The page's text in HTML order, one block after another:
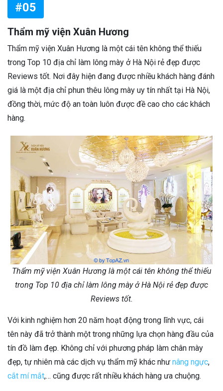
#05
Thẩm mỹ viện Xuân Hương
Thẩm mỹ viện Xuân Hương là một cái tên không thể thiếu
trong Top 10 địa chỉ làm lông mày ở Hà Nội rẻ đẹp được
Reviews tốt. Nơi đây hiện đang được nhiều khách hàng đánh
giá là một địa chỉ phun thêu lông mày uy tín nhất tại Hà Nội,
đồng thời, mức độ an toàn luôn được đề cao cho các khách
hàng.
Thẩm mỹ viện Xuân Hương là một cái tên không thể thiếu
trong Top 10 địa chỉ làm lông mày ở Hà Nội rẻ đẹp được
Reviews tốt.
Với kinh nghiệm hơn 20 năm hoạt động trong lĩnh vực, cái
tên này đã trở thành một trong những lựa chọn hàng đầu của
tín đồ làm đẹp. Không chỉ với phương pháp làm chân mày
đẹp, tự nhiên mà các dịch vụ thẩm mỹ khác như nâng ngực,
cắt mí mắt,… cũng được rất nhiều khách hàng ưa chuộng.